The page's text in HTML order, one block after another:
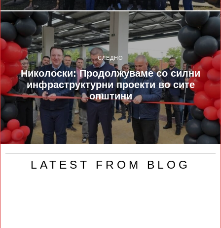
СЛЕДНО
Николоски: Продолжуваме со силни
инфраструктурни проекти во сите
општини
LATEST FROM BLOG